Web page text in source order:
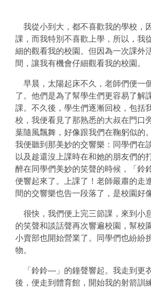
我從小到大，都不喜歡我的學校，
課，而我特別不喜歡上學，所以，我
細的觀看我的校園。但因為一次課外
間，讓我有機會仔細觀看我的校園。
早晨，太陽起床不久，老師們便一
了。他們是為了幫學生們更容易了解
課。不久後，學生們逐漸回校，包括
校，我便看見了那熟悉的大叔在門口
葉隨風飄舞，好像跟我們在鞠躬似的
我便聽到那美妙的交響樂：同學們在
以及趁還沒上課時在和她的朋友們的
醉在同學們美妙的笑聲的時候，「鈴
便響起來了。上課了！老師嚴肅的走
間的交響樂也告一段落了，是校園好
很快，我們便上完三節課，來到小
的笑聲和談話聲再次響遍校園，幫校
小賣部也開始營業了。同學們也紛紛
物。
「鈴鈴—」的鐘聲響起。我走到更
後，便走到體育館，開始我的射箭訓